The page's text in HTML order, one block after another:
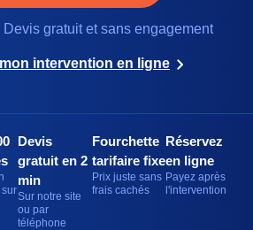
Devis gratuit et sans engagement
intervention en ligne
Devis
gratuit en 2
min
Sur notre site
ou par
téléphone
Fourchette
tarifaire fixe
Prix juste sans
frais cachés
Réservez
en ligne
Payez après
l'intervention